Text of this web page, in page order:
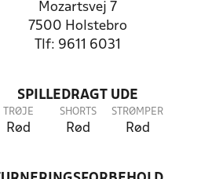
Mozartsvej 7
7500 Holstebro
Tlf: 9611 6031
SPILLEDRAGT UDE
TRØJE
Rød
SHORTS
Rød
STRØMPER
Rød